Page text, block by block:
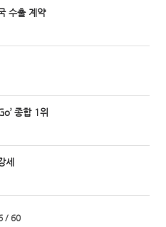
수출 계약
종합 1위
세
/ 60